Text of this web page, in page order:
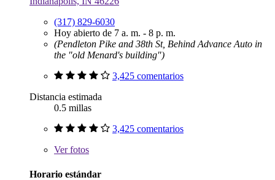
(317) 829-6030
Hoy abierto de 7 a. m. - 8 p. m.
(Pendleton Pike and 38th St, Behind Advance Auto in
the "old Menard's building")
3,425 comentarios
Distancia estimada
0.5 millas
3,425 comentarios
Verfotos
Horario estándar